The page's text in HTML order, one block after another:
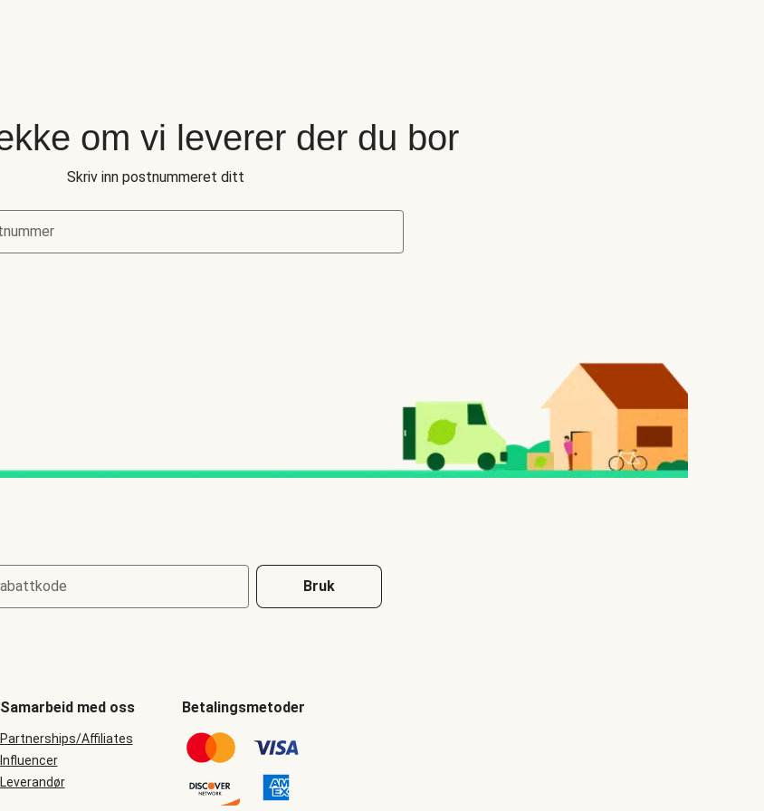
om vi leverer der du bor
Skriv inn postnummeret ditt
Bruk
Samarbeid med oss
Partnerships/Affiliates
Influencer
Leverandør
Betalingsmetoder